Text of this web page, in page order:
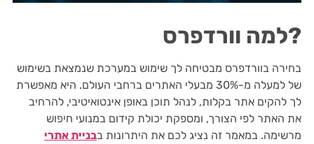
למה וורדפרס?
בחירה בוורדפרס מבטיחה לך שימוש במערכת שנמצאת בשימוש
של למעלה מ-30% מבעלי האתרים ברחבי העולם. היא מאפשרת
לך להקים אתר בקלות, לנהל תוכן באופן אינטואיטיבי, להרחיב
את האתר לפי הצורך, ומספקת יכולת קידום במנועי חיפוש
מרשימה. במאמר זה נציג לכם את היתרונות בבניית אתרי